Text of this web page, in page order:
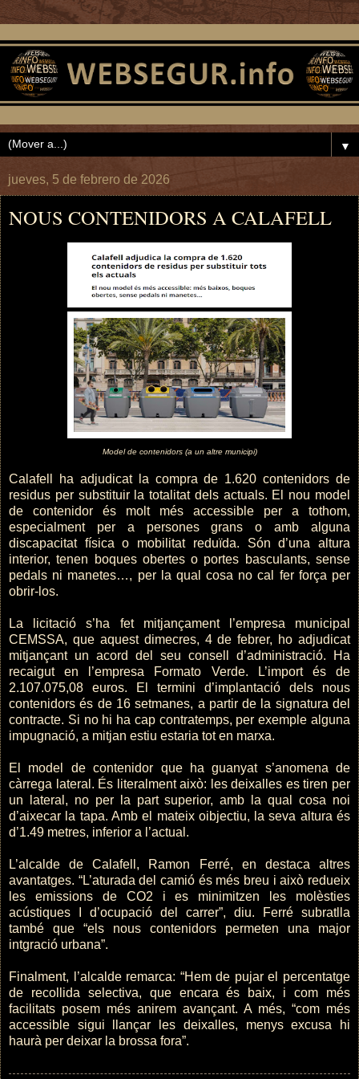
▼
jueves, 5 de febrero de 2026
NOUS CONTENIDORS A CALAFELL
Model de contenidors (a un altre municipi)
Calafell ha adjudicat la compra de 1.620 contenidors de
residus per substituir la totalitat dels actuals. El nou model
de contenidor és molt més accessible per a tothom,
especialment per a persones grans o amb alguna
discapacitat física o mobilitat reduïda. Són d’una altura
interior, tenen boques obertes o portes basculants, sense
pedals ni manetes…, per la qual cosa no cal fer força per
obrir-los.
La licitació s’ha fet mitjançament l’empresa municipal
CEMSSA, que aquest dimecres, 4 de febrer, ho adjudicat
mitjançant un acord del seu consell d’administració. Ha
recaigut en l’empresa Formato Verde. L’import és de
2.107.075,08 euros. El termini d’implantació dels nous
contenidors és de 16 setmanes, a partir de la signatura del
contracte. Si no hi ha cap contratemps, per exemple alguna
impugnació, a mitjan estiu estaria tot en marxa.
El model de contenidor que ha guanyat s’anomena de
càrrega lateral. És literalment això: les deixalles es tiren per
un lateral, no per la part superior, amb la qual cosa noi
d’aixecar la tapa. Amb el mateix oibjectiu, la seva altura és
d’1.49 metres, inferior a l’actual.
L’alcalde de Calafell, Ramon Ferré, en destaca altres
avantatges. “L’aturada del camió és més breu i això redueix
les emissions de CO2 i es minimitzen les molèsties
acústiques I d’ocupació del carrer”, diu. Ferré subratlla
també que “els nous contenidors permeten una major
intgració urbana”.
Finalment, l’alcalde remarca: “Hem de pujar el percentatge
de recollida selectiva, que encara és baix, i com més
facilitats posem més anirem avançant. A més, “com més
accessible sigui llançar les deixalles, menys excusa hi
haurà per deixar la brossa fora”.